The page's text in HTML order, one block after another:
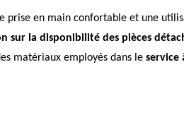
en main confortable et une
sur la disponibilité des pièces
matériaux employés dans le service